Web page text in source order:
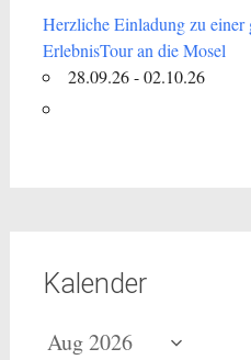
Herzliche Einladung zu einer
ErlebnisTour an die Mosel
28.09.26 - 02.10.26
Kalender